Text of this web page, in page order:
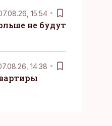
15:54
не будут
14:38